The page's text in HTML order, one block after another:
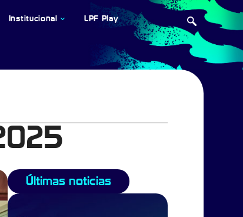
Institucional LPF Play
Últimas noticias